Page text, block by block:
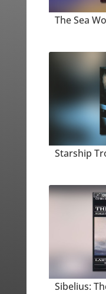
The Sea
Starship
Sibelius: